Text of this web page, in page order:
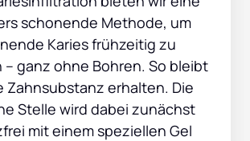
schonende Methode, um
Karies frühzeitig zu
ganz ohne Bohren. So bleibt
Zahnsubstanz erhalten. Die
Stelle wird dabei zunächst
mit einem speziellen Gel